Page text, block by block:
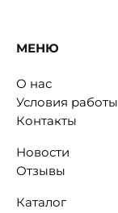
МЕНЮ
О нас
Условия работы
Контакты
Новости
Отзывы
Каталог